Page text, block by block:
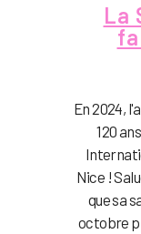
La
En 2024,
120
Nice !
que sa
octobre